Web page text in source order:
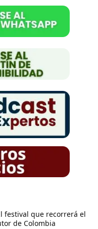
festival que recorrerá el
de Colombia